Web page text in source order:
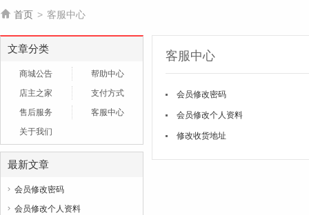
 首页 > 客服中心
文章分类
商城公告
帮助中心
店主之家
支付方式
售后服务
客服中心
关于我们
最新文章
 会员修改密码
 会员修改个人资料
客服中心
会员修改密码
会员修改个人资料
修改收货地址